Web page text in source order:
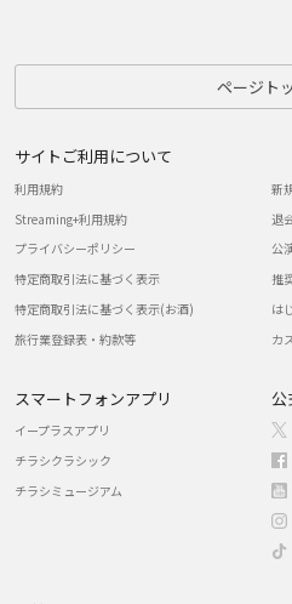
ページト
サイトご利用について
利用規約
Streaming+利用規約
プライバシーポリシー
特定商取引法に基づく表示
特定商取引法に基づく表示(お酒)
旅行業登録表・約款等
新
退
公
推
は
カ
スマートフォンアプリ
イープラスアプリ
チラシクラシック
チラシミュージアム
公